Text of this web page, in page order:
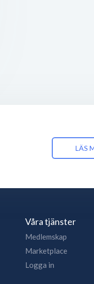
LÄS
Våra tjänster
Medlemskap
Marketplace
Logga in